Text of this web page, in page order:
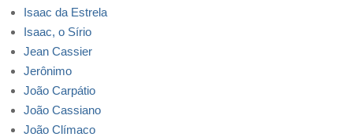
Isaac da Estrela
Isaac, o Sírio
Jean Cassier
Jerônimo
João Carpátio
João Cassiano
João Clímaco